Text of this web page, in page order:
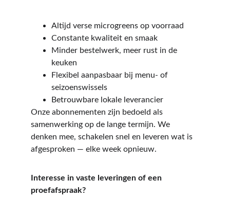
Altijd verse microgreens op voorraad
Constante kwaliteit en smaak
Minder bestelwerk, meer rust in de
keuken
Flexibel aanpasbaar bij menu- of
seizoenswissels
Betrouwbare lokale leverancier
Onze abonnementen zijn bedoeld als
samenwerking op de lange termijn. We
denken mee, schakelen snel en leveren wat is
afgesproken — elke week opnieuw.
Interesse in vaste leveringen of een
proefafspraak?